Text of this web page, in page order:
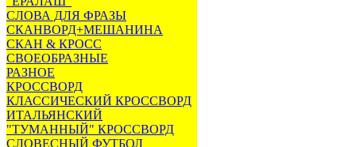
СЛОВА ДЛЯ ФРАЗЫ
СКАНВОРД+МЕШАНИНА
СКАН & КРОСС
СВОЕОБРАЗНЫЕ
РАЗНОЕ
КРОССВОРД
КЛАССИЧЕСКИЙ КРОССВОРД
ИТАЛЬЯНСКИЙ
"ТУМАННЫЙ" КРОССВОРД
СЛОВЕСНЫЙ ФУТБОЛ